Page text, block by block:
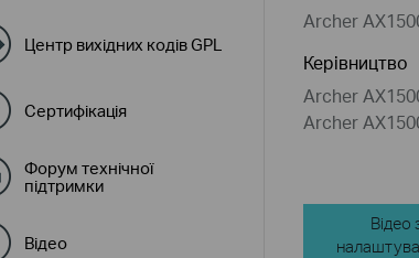
Центр вихідних кодів GPL
Сертифікація
Форум технічної
підтримки
Відео
Archer
Керівництво
Archer
Archer
Відео